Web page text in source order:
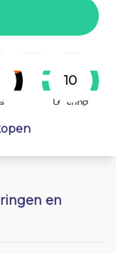
10
Levering
en